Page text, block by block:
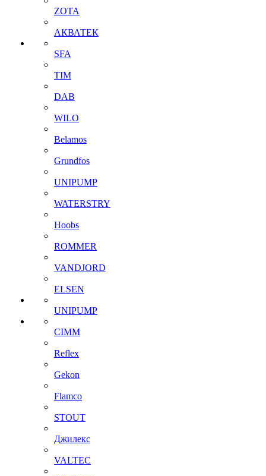
ZOTA
АКВАТЕК
SFA
TIM
DAB
WILO
Belamos
Grundfos
UNIPUMP
WATERSTRY
Hoobs
ROMMER
VANDJORD
ELSEN
UNIPUMP
CIMM
Reflex
Gekon
Flamco
STOUT
Джилекс
VALTEC